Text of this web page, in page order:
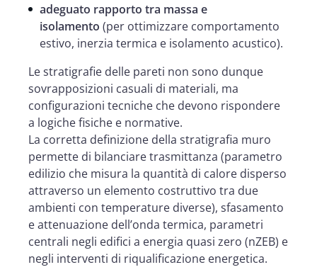
adeguato rapporto tra massa e
isolamento (per ottimizzare comportamento
estivo, inerzia termica e isolamento acustico).
Le stratigrafie delle pareti non sono dunque
sovrapposizioni casuali di materiali, ma
configurazioni tecniche che devono rispondere
a logiche fisiche e normative.
La corretta definizione della stratigrafia muro
permette di bilanciare trasmittanza (parametro
edilizio che misura la quantità di calore disperso
attraverso un elemento costruttivo tra due
ambienti con temperature diverse), sfasamento
e attenuazione dell’onda termica, parametri
centrali negli edifici a energia quasi zero (nZEB) e
negli interventi di riqualificazione energetica.